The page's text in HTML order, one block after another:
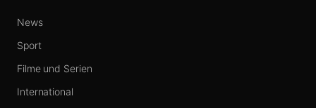
News
Sport
Filme und Serien
International